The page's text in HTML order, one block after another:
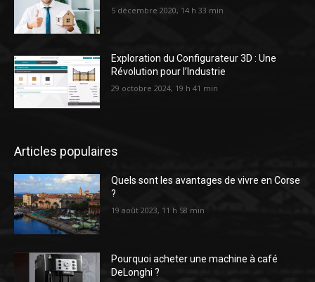
5 décembre 2020, 14 h 33 min
Exploration du Configurateur 3D : Une
Révolution pour l’Industrie
29 octobre 2024, 19 h 41 min
Articles populaires
Quels sont les avantages de vivre en Corse
?
19 août 2023, 11 h 58 min
Pourquoi acheter une machine à café
DeLonghi ?